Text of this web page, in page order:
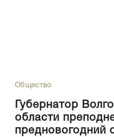
Общество
Губернатор
области
предновогодний